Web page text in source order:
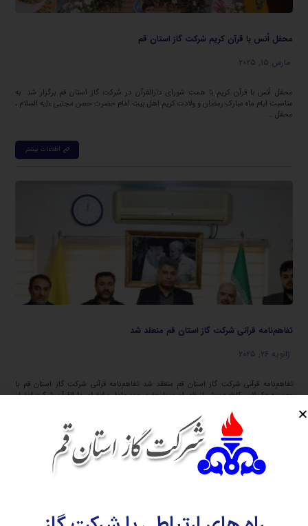
محفل اُنس با قرآن کریم شرکت گاز استان قم
مارس ۱۵, ۲۰۲۵
محفل اُنس با قرآن کریم با همت شورای دارالقرآن در شرکت گاز استان قم برگزار شد. به
مناسبت ایام ماه مبارک رمضان و ولادت کریم اهل بیت امام حضرت حسن مجتبی علیه السلام ،
محفل ...
اطلاعات بیشتر
تفاهم‌نامه قرآنی شرکت گاز استان قم منعقد شد
ژانویه ۲۶, ۲۰۲۵
تفاهم‌نامه قرآنی شرکت گاز استان قم منعقد شد تفاهم‌نامه قرآنی شرکت گاز استان قم با
موسسه «کربلایی کاظم» پیش از ظهر امروز با حضور مدیرعامل و اعضای دارالقرآن شرکت امضاء